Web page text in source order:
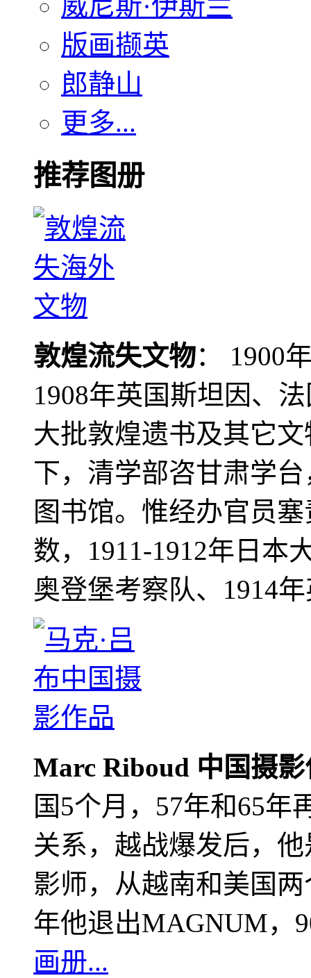
版画撷英
郎静山
更多...
推荐图册
敦煌流失文物： 1900
1908年英国斯坦因、
大批敦煌遗书及其它
下，清学部咨甘肃学
图书馆。惟经办官员
数，1911-1912年日本
奥登堡考察队、1914
Marc Riboud 中国摄
国5个月，57年和65年
关系，越战爆发后，
影师，从越南和美国
年他退出MAGNUM，
画册...